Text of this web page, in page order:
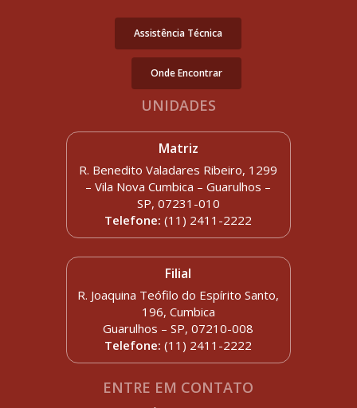
Assistência Técnica
Onde Encontrar
UNIDADES
Matriz
R. Benedito Valadares Ribeiro, 1299
– Vila Nova Cumbica – Guarulhos –
SP, 07231-010
Telefone:(11) 2411-2222
Filial
R. Joaquina Teófilo do Espírito Santo,
196, Cumbica
Guarulhos – SP, 07210-008
Telefone: (11) 2411-2222
ENTRE EM CONTATO